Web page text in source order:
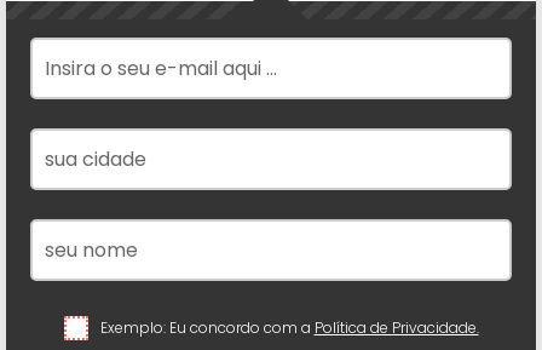
Exemplo: Eu concordo com a Política de Privacidade.